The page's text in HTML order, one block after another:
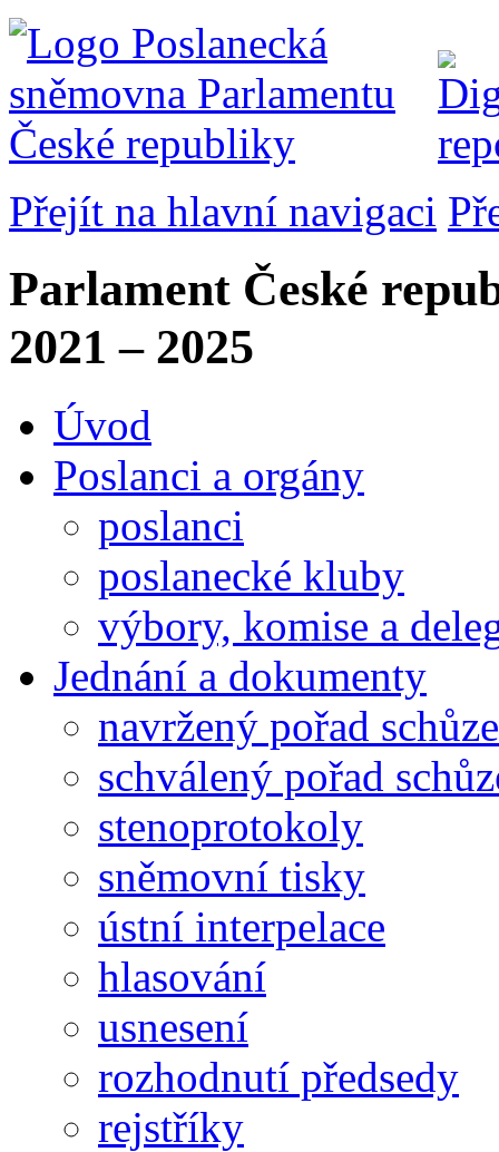
Přejít na hlavní navigaci
Parlament České
2021 – 2025
Úvod
Poslanci a orgány
poslanci
poslanecké kluby
výbory, komise a
Jednání a dokumenty
navržený pořad schůze
schválený pořad
stenoprotokoly
sněmovní tisky
ústní interpelace
hlasování
usnesení
rozhodnutí předsedy
rejstříky